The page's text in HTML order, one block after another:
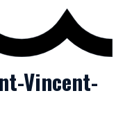
Vincent-